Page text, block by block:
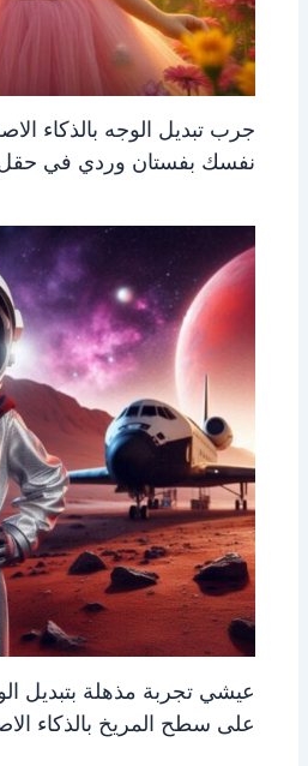
جرب تبديل الوجه بالذكاء
نفسك بفستان وردي في حقل
عيشي تجربة مذهلة بتبديل
على سطح المريخ بالذكاء